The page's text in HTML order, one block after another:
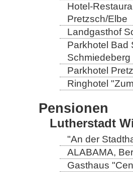
Hotel-
Pretzsch/Elbe
Landgasthof
Parkhotel Bad
Schmiedeberg
Parkhotel
Ringhotel
Pensionen
Lutherstadt
"An der
ALABAMA,
Gasthaus